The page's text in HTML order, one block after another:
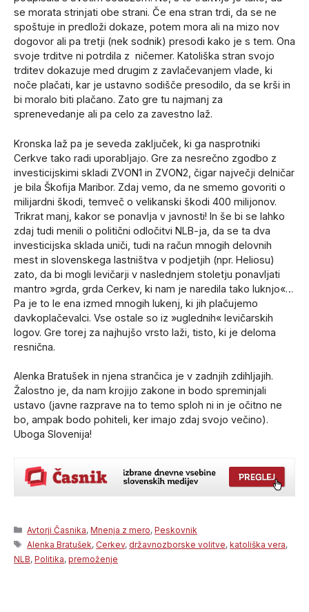
se morata strinjati obe strani. Če ena stran trdi, da se ne
spoštuje in predloži dokaze, potem mora ali na mizo nov
dogovor ali pa tretji (nek sodnik) presodi kako je s tem. Ona
svoje trditve ni potrdila z ničemer. Katoliška stran svojo
trditev dokazuje med drugim z zavlačevanjem vlade, ki
noče plačati, kar je ustavno sodišče presodilo, da se krši in
bi moralo biti plačano. Zato gre tu najmanj za
sprenevedanje ali pa celo za zavestno laž.
Kronska laž pa je seveda zaključek, ki ga nasprotniki
Cerkve tako radi uporabljajo. Gre za nesrečno zgodbo z
investicijskimi skladi ZVON1 in ZVON2, čigar največji delničar
je bila Škofija Maribor. Zdaj vemo, da ne smemo govoriti o
milijardni škodi, temveč o velikanski škodi 400 milijonov.
Trikrat manj, kakor se ponavlja v javnosti! In še bi se lahko
zdaj tudi menili o politični odločitvi NLB-ja, da se ta dva
investicijska sklada uniči, tudi na račun mnogih delovnih
mest in slovenskega lastništva v podjetjih (npr. Heliosu)
zato, da bi mogli levičarji v naslednjem stoletju ponavljati
mantro »grda, grda Cerkev, ki nam je naredila tako luknjo«…
Pa je to le ena izmed mnogih lukenj, ki jih plačujemo
davkoplačevalci. Vse ostale so iz »uglednih« levičarskih
logov. Gre torej za najhujšo vrsto laži, tisto, ki je deloma
resnična.
Alenka Bratušek in njena strančica je v zadnjih zdihljajih.
Žalostno je, da nam krojijo zakone in bodo spreminjali
ustavo (javne razprave na to temo sploh ni in je očitno ne
bo, ampak bodo pohiteli, ker imajo zdaj svojo večino).
Uboga Slovenija!
Categories
Avtorji Časnika,Mnenja z mero,Peskovnik
Tags
Alenka Bratušek, Cerkev, državnozborske volitve,katoliška vera,
NLB, Politika, premoženje